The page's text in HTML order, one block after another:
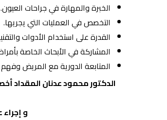
الخبرة والمهارة في جراحات العيون.
التخصص في العمليات التي يجريها.
القدرة على استخدام الأدوات
المشاركة في الأبحاث الخاصة
المتابعة الدورية مع المريض وفهم
الدكتور محمود عدنان المقداد
و